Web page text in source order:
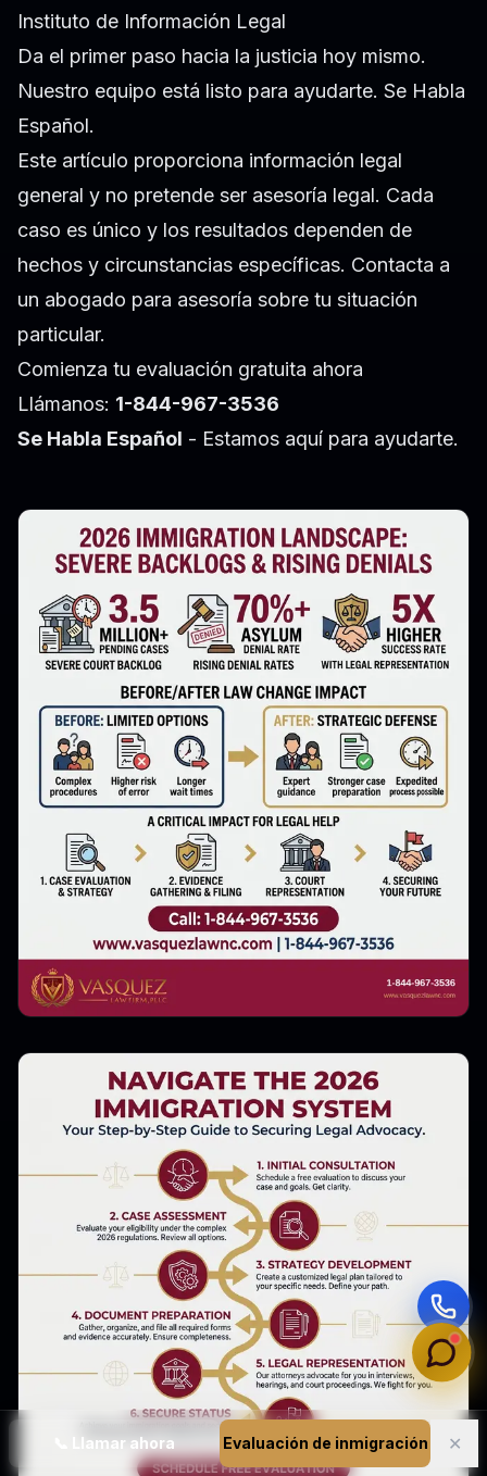
Llamar ahora Evaluación de inmigración ✕
Instituto de Información Legal
Da el primer paso hacia la justicia hoy mismo.
Nuestro equipo está listo para ayudarte. Se Habla
Español.
Este artículo proporciona información legal
general y no pretende ser asesoría legal. Cada
caso es único y los resultados dependen de
hechos y circunstancias específicas. Contacta a
un abogado para asesoría sobre tu situación
particular.
Comienza tu evaluación gratuita ahora
Llámanos: 1-844-967-3536
Se Habla Español - Estamos aquí para ayudarte.